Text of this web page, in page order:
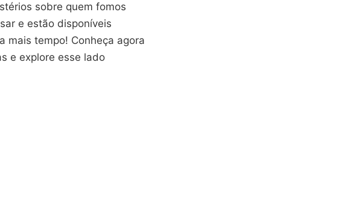
sobre quem fomos
e estão disponíveis
mais tempo! Conheça agora
e explore esse lado